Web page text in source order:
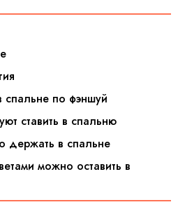
спальне по фэншуй
ставить в спальню
держать в спальне
можно оставить в